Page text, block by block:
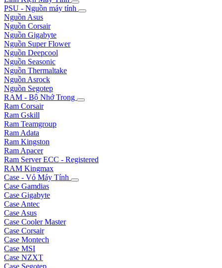
PSU - Nguồn máy tính
Nguồn Asus
Nguồn Corsair
Nguồn Gigabyte
Nguồn Super Flower
Nguồn Deepcool
Nguồn Seasonic
Nguồn Thermaltake
Nguồn Asrock
Nguồn Segotep
RAM - Bộ Nhớ Trong
Ram Corsair
Ram Gskill
Ram Teamgroup
Ram Adata
Ram Kingston
Ram Apacer
Ram Server ECC - Registered
RAM Kingmax
Case - Vỏ Máy Tính
Case Gamdias
Case Gigabyte
Case Antec
Case Asus
Case Cooler Master
Case Corsair
Case Montech
Case MSI
Case NZXT